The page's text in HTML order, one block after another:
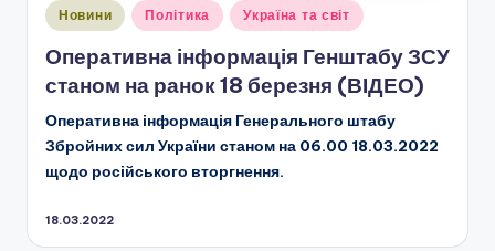
Опубліковано
Новини Політика Україна та світ
Оперативна інформація Генштабу ЗСУ
станом на ранок 18 березня (ВІДЕО)
Оперативна інформація Генерального штабу
Збройних сил України станом на 06.00 18.03.2022
щодо російського вторгнення.
18.03.2022